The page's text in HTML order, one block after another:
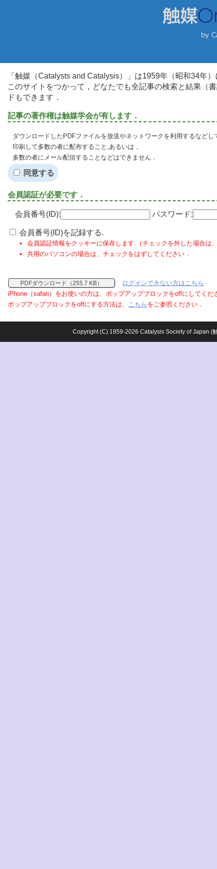
「触媒（Catalysts and Catalysis）」は1959年（昭和34年
このサイトをつかって，どなたでも全記事の検索と結果（
ドもできます．
記事の著作権は触媒学会が有します．
ダウンロードしたPDFファイルを放送やネットワークを利用するなど
印刷して多数の者に配布すること,あるいは，
多数の者にメール配信することなどはできません．
同意する
会員認証が必要です．
会員番号(ID): パスワード:
会員番号(ID)を記録する.
会員認証情報をクッキーに保存します.（チェックを外した場合は
共用のパソコンの場合は、チェックをはずしてください．
PDFダウンロード（255.7 KB）
ログインできない方はこちら
iPhone（safari）をお使いの方は、ポップアップブロックをoffにしてくだ
ポップアップブロックをoffにする方法は、 こちら をご参照ください．
Copyright (C) 1959-2026 Catalysis Society of Japan (